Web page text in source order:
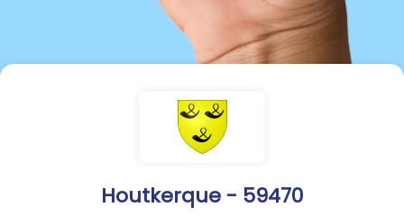
Houtkerque - 59470
🚫 Arrosage des jardins,
pelouses et espaces verts
interdit de 8 h à 20 h
également, sauf avec de
l’eau récupérée ou recyclée).
privées interdit.